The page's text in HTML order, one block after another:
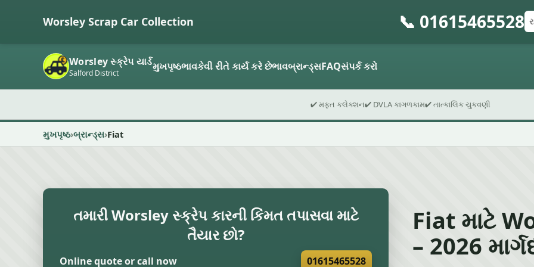
Worsley Scrap Car Collection 📞 01615465528
Worsley સ્ક્રેપ યાર્ડ
Salford District મુખપૃષ્ઠભાવકેવી રીતે કાર્ય કરે છેભાવબ્રાન્ડ્સFAQસંપર્ક કરો
✔ મફત કલેક્શન✔ DVLA કાગળકામ✔ તાત્કાલિક ચુકવણી
મુખપૃષ્ઠ બ્રાન્ડ્સ Fiat
તમારી Worsley સ્ક્રેપ કારની કિંમત તપાસવા માટે
તૈયાર છો?
Online quote or call now 01615465528
Fiat માટે
– 2026